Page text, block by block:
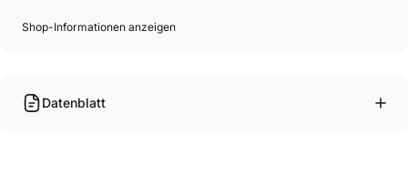
Shop-Informationen anzeigen
Datenblatt